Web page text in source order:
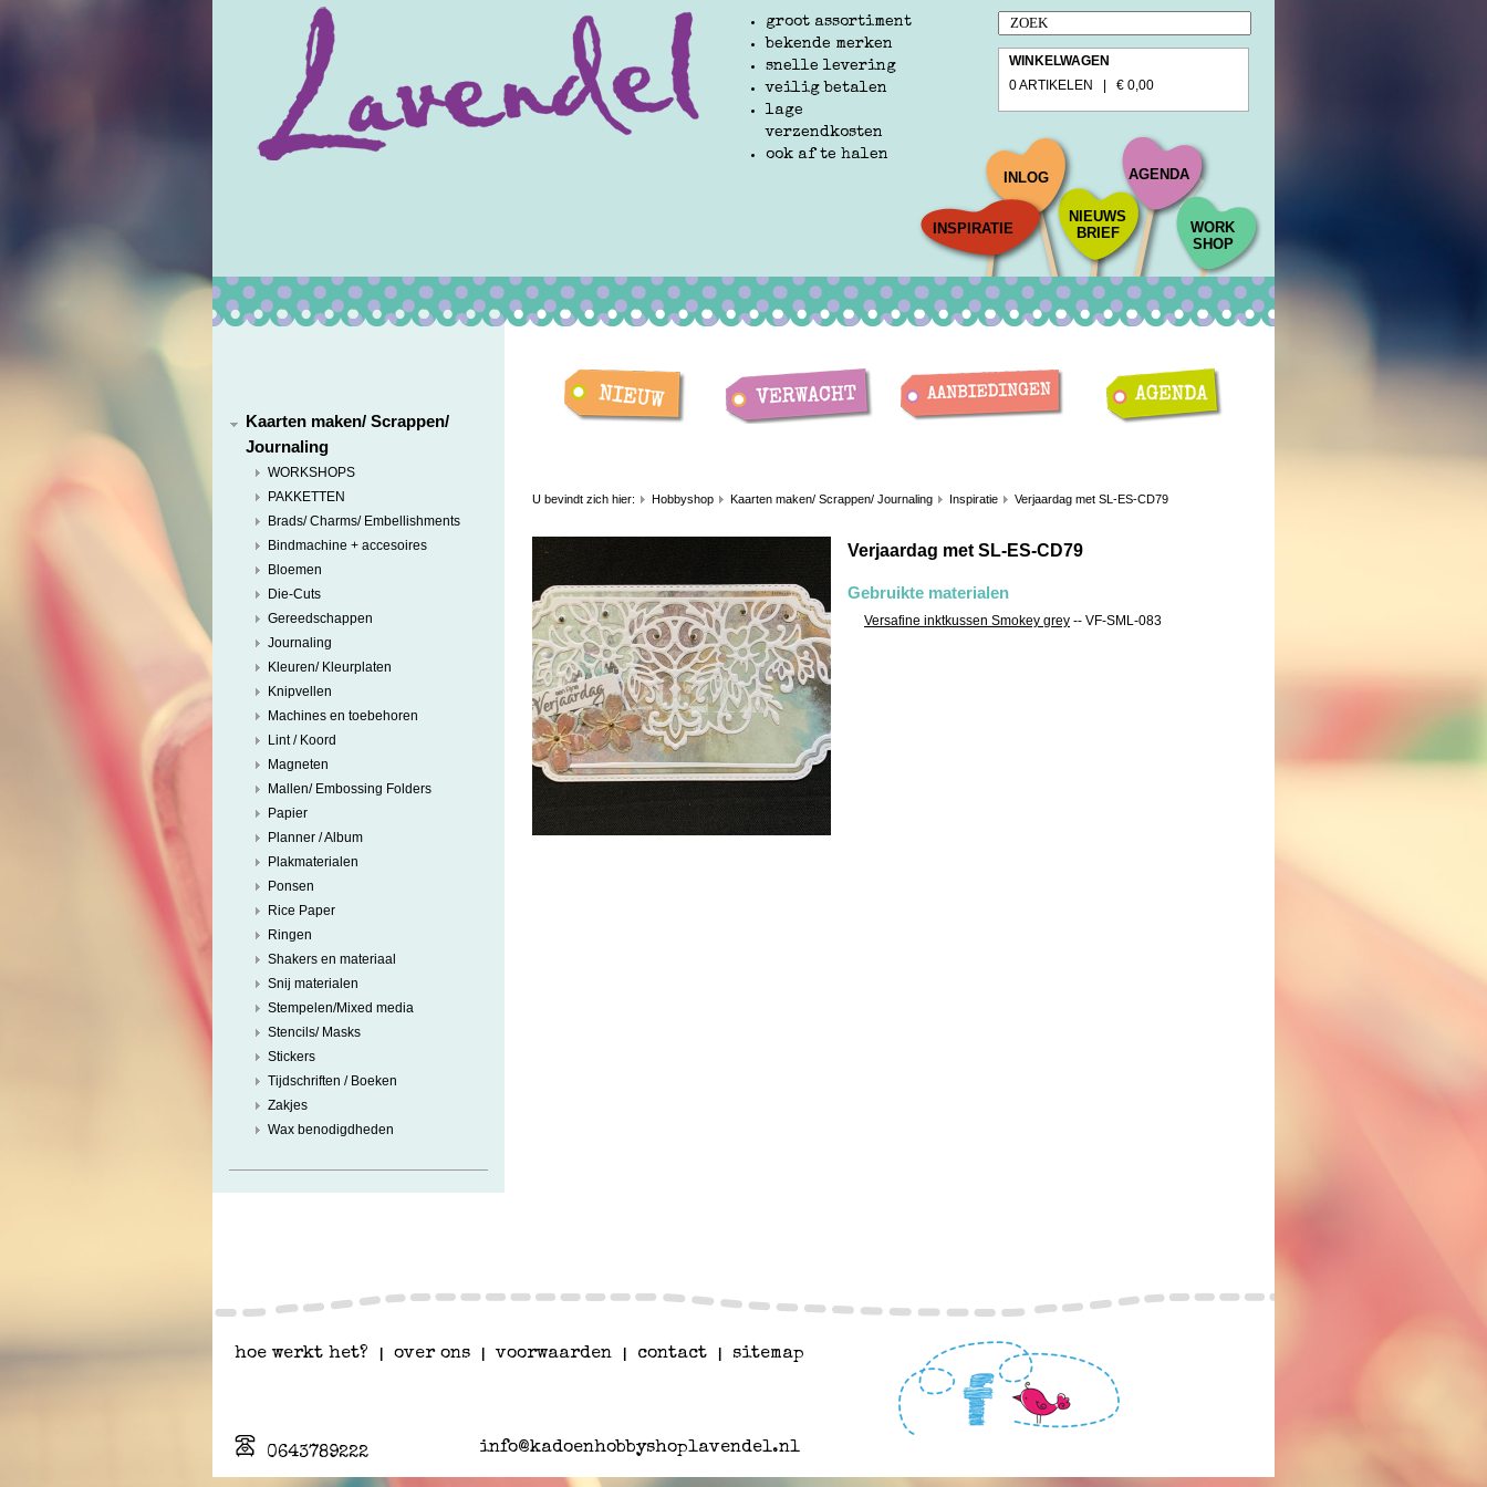
groot assortiment
bekende merken
snelle levering
veilig betalen
lage
verzendkosten
ook af te halen
WINKELWAGEN
0 ARTIKELEN | € 0,00
INSPIRATIE
INLOG
NIEUWS
BRIEF
AGENDA
WORK
SHOP
Kaarten maken/ Scrappen/
Journaling
WORKSHOPS
PAKKETTEN
Brads/ Charms/ Embellishments
Bindmachine + accesoires
Bloemen
Die-Cuts
Gereedschappen
Journaling
Kleuren/ Kleurplaten
Knipvellen
Machines en toebehoren
Lint / Koord
Magneten
Mallen/ Embossing Folders
Papier
Planner / Album
Plakmaterialen
Ponsen
Rice Paper
Ringen
Shakers en materiaal
Snij materialen
Stempelen/Mixed media
Stencils/ Masks
Stickers
Tijdschriften / Boeken
Zakjes
Wax benodigdheden
U bevindt zich hier: Hobbyshop Kaarten maken/ Scrappen/ Journaling Inspiratie Verjaardag met SL-ES-CD79
Verjaardag met SL-ES-CD79
Gebruikte materialen
Versafine inktkussen Smokey grey -- VF-SML-083
hoe werkt het? over ons voorwaarden contact sitemap
0643789222 info@kadoenhobbyshoplavendel.nl